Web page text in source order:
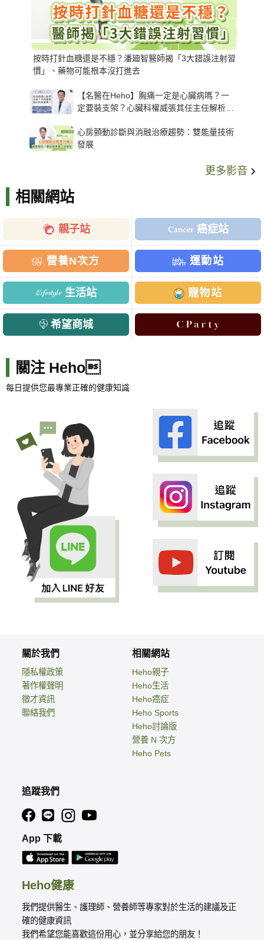
按時打針血糖還是不穩？潘廸智醫師揭「3大錯誤注射習
慣」、藥物可能根本沒打進去
【名醫在Heho】胸痛一定是心臟病嗎？一
定要裝支架？心臟科權威張其任主任解析支
心房顫動診斷與消融治療趨勢：雙能量技術
發展
更多影音
相關網站
親子站 癌症站
營養N次方 運動站
生活站 寵物站
希望商城
關注 Heho
每日提供您最專業正確的健康知識
Heho健康
我們提供醫生、護理師、營養師等專家對於生活的建議及正
確的健康資訊
我們希望您能喜歡這份用心，並分享給您的朋友！
關於我們
隱私權政策
著作權聲明
徵才資訊
聯絡我們
相關網站
Heho親子
Heho生活
Heho癌症
Heho Sports
Heho討論版
營養 N 次方
Heho Pets
追蹤我們
App 下載